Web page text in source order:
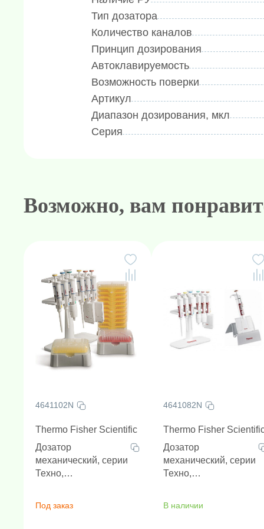
- Возможность метрологической
измерительным приборам
- Простота использования и
длительном пипетировании
Поставляется с первичной
Тип дозатора
Количество каналов
Принцип дозирования
Автоклавируемость
Возможность поверки
Артикул
Диапазон дозирования, мкл
Серия
Возможно, вам
4641102N
Thermo Fisher Scientific
Дозатор
механический, серии
Техно,
100-1000 мкл,
Под заказ
4641082N
Thermo Fisher
Дозатор
механический, серии
Техно,
В наличии